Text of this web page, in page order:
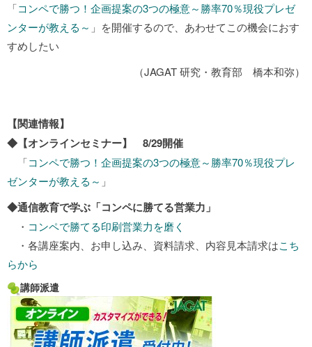
「コンペで勝つ！企画提案の3つの極意～勝率70％現役プレゼ
ンターが教える～ 」を開催するので、あわせてこの機会におす
すめしたい
（JAGAT 研究・教育部 橋本和弥）
【関連情報】
◆【オンラインセミナー】 8/29開催
「コンペで勝つ！企画提案の3つの極意～勝率70％現役プレ
ゼンターが教える～ 」
◆通信教育で学ぶ「コンペに勝てる営業力」
・ コンペで勝てる印刷営業力を磨く
・各講座案内、お申し込み、資料請求、内容見本請求はこち
らから
講師派遣